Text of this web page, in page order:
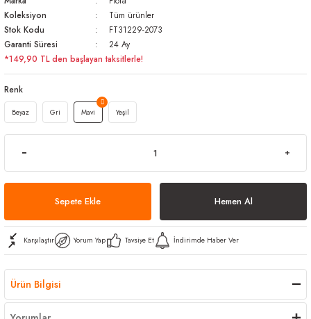
Bezler
Kovalar
Koleksiyon
Tüm ürünler
Stok Kodu
FT31229-2073
Garanti Süresi
24 Ay
*149,90 TL den başlayan taksitlerle!
Renk
Beyaz Gri Mavi Yeşil
Sepete Ekle Hemen Al
Karşılaştır Yorum Yap Tavsiye Et İndirimde Haber Ver
Ürün Bilgisi